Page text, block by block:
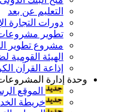
التعليم عن بعد
دورات التجارة
تطوير مشروعات
مشروع تطوير
الهيئة القومية
إذاعة القرآن
وحدة إدارة
الموقع
خريطة